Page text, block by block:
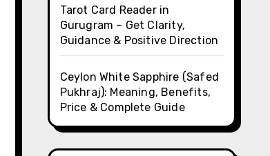
Tarot Card Reader in
Gurugram – Get Clarity,
Guidance & Positive Direction
Ceylon White Sapphire (Safed
Pukhraj): Meaning, Benefits,
Price & Complete Guide